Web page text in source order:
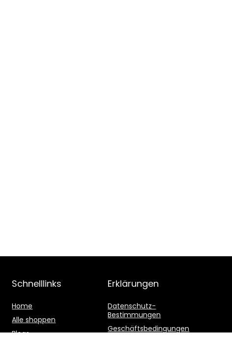
Schnelllinks
Home
Alle shoppen
Blogs
Erklärungen
Datenschutz-
Bestimmungen
Geschäftsbedingungen